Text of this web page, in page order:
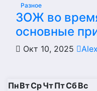
Разное
ЗОЖ во
основные
Окт 10, 2025 Alex
ПнВтСрЧтПтСбВс